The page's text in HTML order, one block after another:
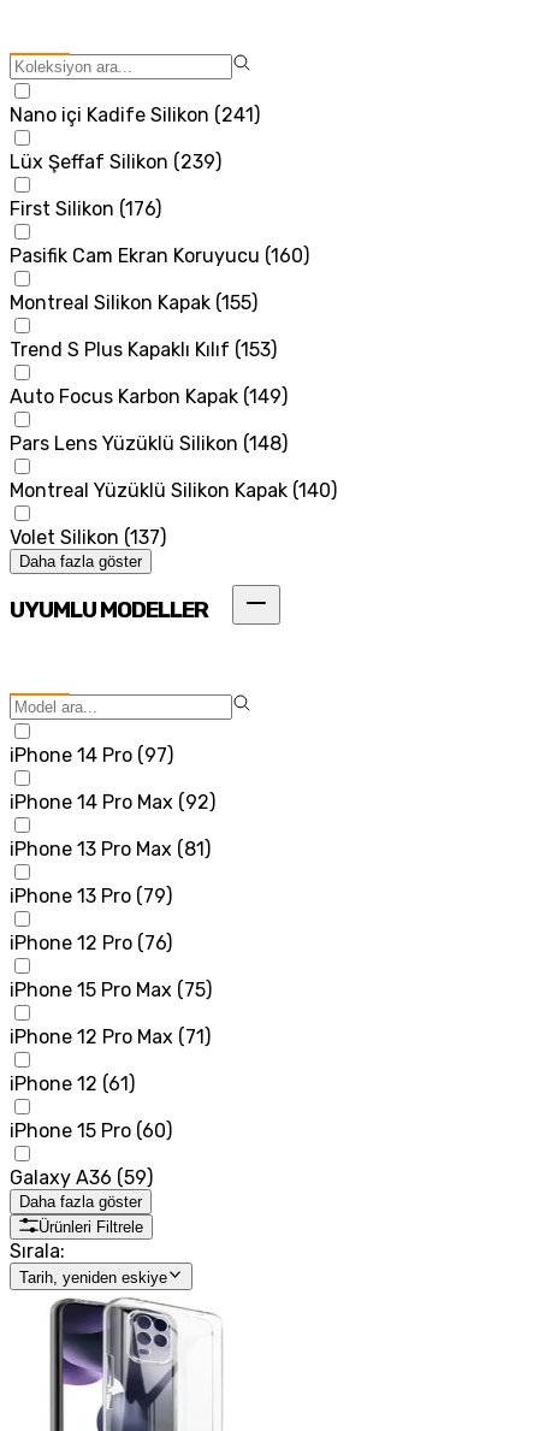
Nano içi Kadife Silikon (241)
Lüx Şeffaf Silikon (239)
First Silikon (176)
Pasifik Cam Ekran Koruyucu (160)
Montreal Silikon Kapak (155)
Trend S Plus Kapaklı Kılıf (153)
Auto Focus Karbon Kapak (149)
Pars Lens Yüzüklü Silikon (148)
Montreal Yüzüklü Silikon Kapak (140)
Volet Silikon (137)
Daha fazla göster
UYUMLU MODELLER
iPhone 14 Pro (97)
iPhone 14 Pro Max (92)
iPhone 13 Pro Max (81 )
iPhone 13 Pro (79)
iPhone 12 Pro (76)
iPhone 15 Pro Max (75)
iPhone 12 Pro Max (71 )
iPhone 12 (61 )
iPhone 15 Pro (60)
Galaxy A36 (59)
Daha fazla göster
Ürünleri Filtrele
Sırala:
Tarih, yeniden eskiye